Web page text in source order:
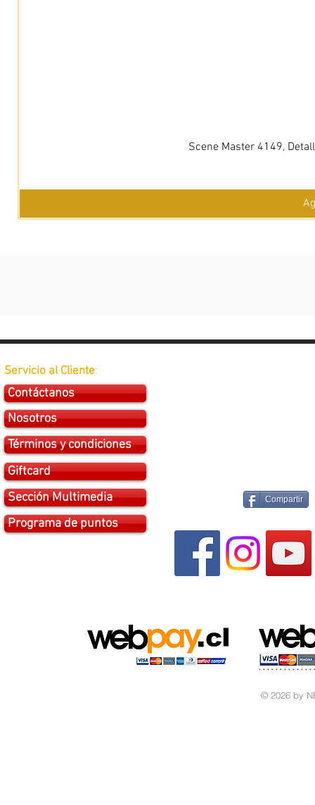
Scene Master 4149,
Servicio al Cliente:
Contáctanos
Nosotros
Términos y condiciones
Giftcard
Sección Multimedia
Programa de puntos
Compartir
© 2026 by